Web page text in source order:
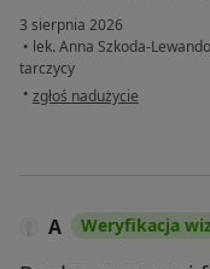
3 sierpnia 2026
• lek. Anna Szkoda-
tarczycy
• w opinii użytkownika
zgłoś nadużycie
A Weryfikacja